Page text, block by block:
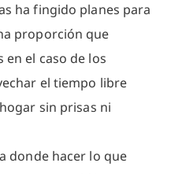
ha fingido planes para
proporción que
en el caso de los
el tiempo libre
sin prisas ni
donde hacer lo que